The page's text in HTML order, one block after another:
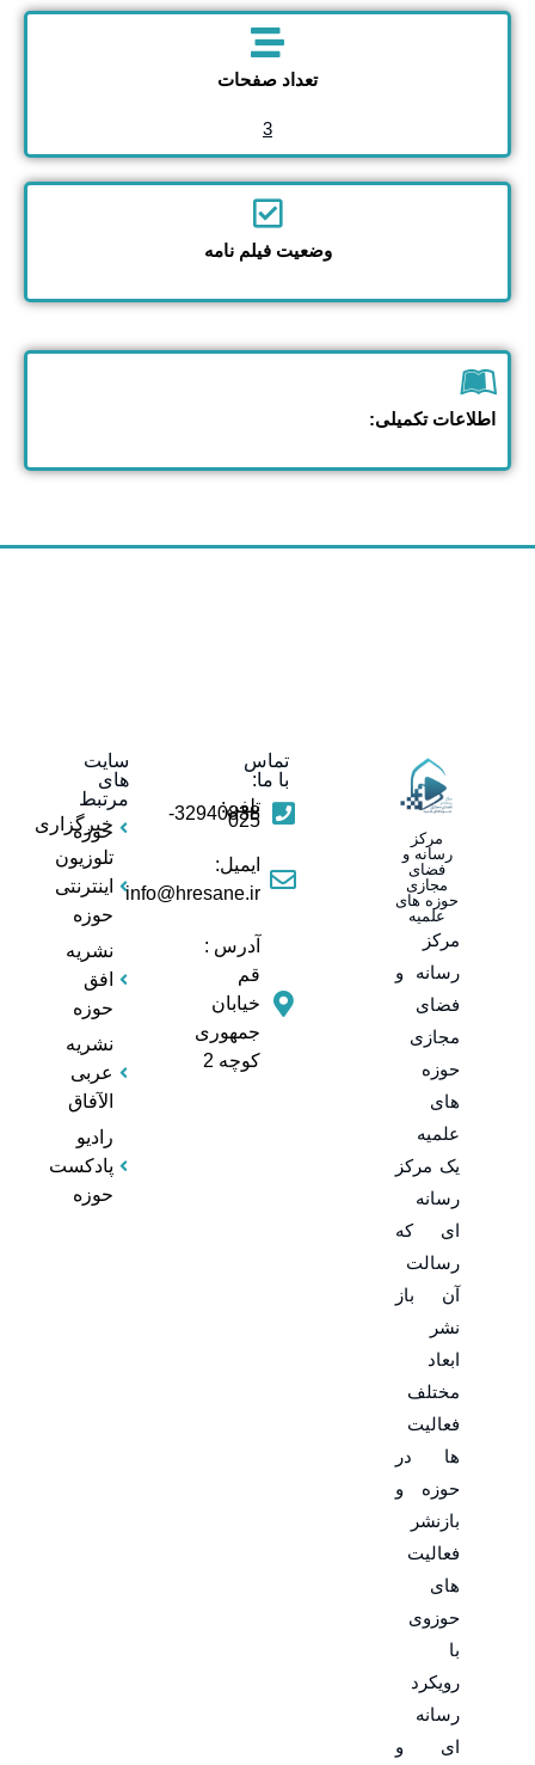
تعداد صفحات
3
وضعیت فیلم نامه
اطلاعات تکمیلی:
مرکز
رسانه و
فضای
مجازی
حوزه های
علمیه
مرکز
رسانه و
فضای
مجازی
حوزه
های
علمیه
یک مرکز
رسانه
ای که
رسالت
آن باز
نشر
ابعاد
مختلف
فعالیت
ها در
حوزه و
بازنشر
فعالیت
های
حوزوی
با
رویکرد
رسانه
ای و
تماس
با ما:
تلفن:
32940838- 025
ایمیل:
info@hresane.ir
آدرس :
قم
خیابان
جمهوری
کوچه 2
سایت
های
مرتبط
خبرگزاری
حوزه
تلوزیون
اینترنتی
حوزه
نشریه
افق
حوزه
نشریه
عربی
الآفاق
رادیو
پادکست
حوزه